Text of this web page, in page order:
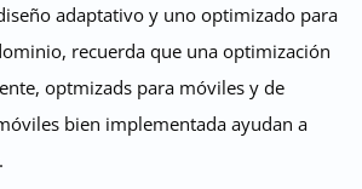
adaptativo y uno optimizado para
recuerda que una optimización
optmizads para móviles y de
bien implementada ayudan a